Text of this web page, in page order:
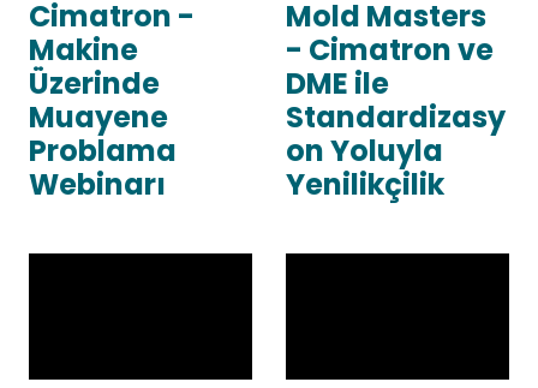
Cimatron -
Makine
Üzerinde
Muayene
Problama
Webinarı
Mold Masters
- Cimatron ve
DME ile
Standardizasy
on Yoluyla
Yenilikçilik